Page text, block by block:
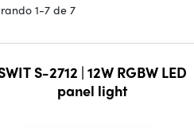
1-7 de 7
S-2712 | 12W RGBW LED
panel light